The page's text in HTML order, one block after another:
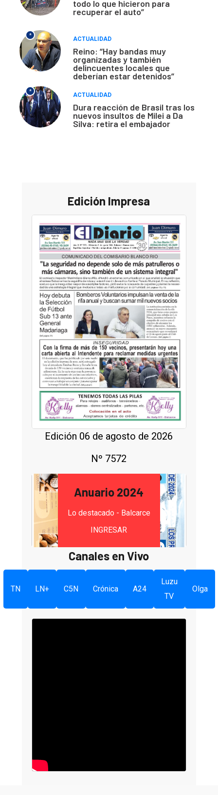
todo lo que hicieron para
recuperar el auto”
*
ACTUALIDAD
Reino: “Hay bandas muy
organizadas y también
delincuentes locales que
deberían estar detenidos”
*
ACTUALIDAD
Dura reacción de Brasil tras los
nuevos insultos de Milei a Da
Silva: retira el embajador
Edición Impresa
Edición 06 de agosto de 2026
Nº 7572
Anuario 2024
Lo destacado - Balcarce
INGRESAR
Canales en Vivo
TN LN+ C5N Crónica A24
Luzu
TV
Olga